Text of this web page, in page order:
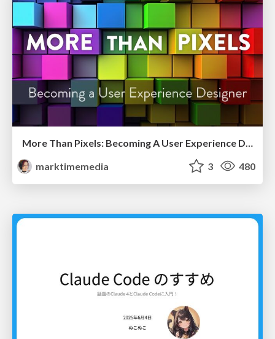
marktimemedia
3 480